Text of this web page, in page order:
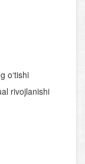
o‘tishi
rivojlanishi